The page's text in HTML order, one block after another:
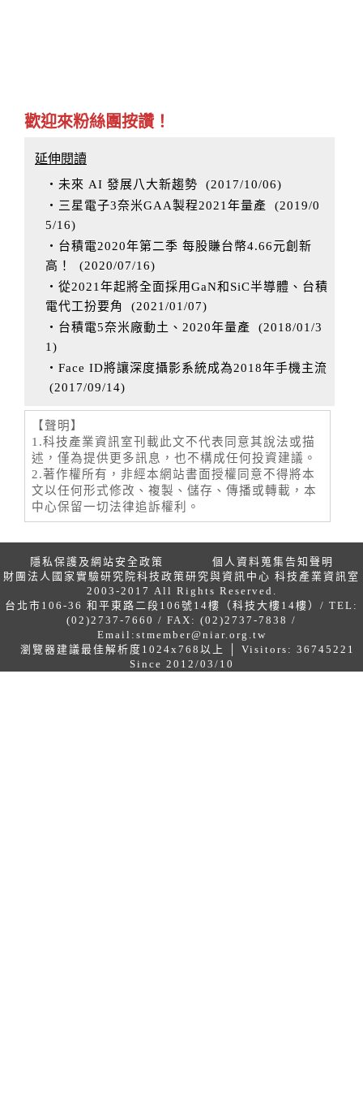
歡迎來粉絲團按讚！
延伸閱讀
‧未來 AI 發展八大新趨勢 (2017/10/06)
‧三星電子3奈米GAA製程2021年量產 (2019/0
5/16)
‧台積電2020年第二季 每股賺台幣4.66元創新
高！
(2020/07/16)
‧從2021年起將全面採用GaN和SiC半導體、台積
電代工扮要角
(2021/01/07)
‧台積電5奈米廠動土、2020年量產 (2018/01/3
1 )
‧Face ID將讓深度攝影系統成為2018年手機主流
(2017/09/14)
【聲明】
1.科技產業資訊室刊載此文不代表同意其說法或描
述，僅為提供更多訊息，也不構成任何投資建議。
2.著作權所有，非經本網站書面授權同意不得將本
文以任何形式修改、複製、儲存、傳播或轉載，本
中心保留一切法律追訴權利。
隱私保護及網站安全政策
個人資料蒐集告知聲明
財團法人國家實驗研究院科技政策研究與資訊中心 科技產業資訊室
2003-2017 All Rights Reserved.
台北市106-36 和平東路二段106號14樓（科技大樓14樓）/ TEL:
(02)2737-7660 / FAX: (02)2737-7838 /
Email: stmember@niar.org.tw
瀏覽器建議最佳解析度1024x768以上 │ Visitors: 36745221
Since 2012/03/10